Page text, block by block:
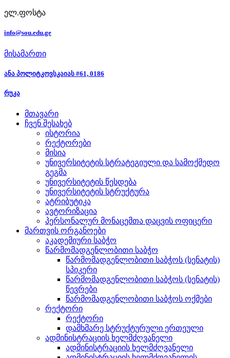
ელ.ფოსტა
info@sou.edu.ge
მისამართი
ანა პოლიტკოვსკაიას #61, 0186
რუკა
მთავარი
ჩვენ შესახებ
ისტორია
რექტორები
მისია
უნივერსიტეტის სტრატეგიული და სამოქმედო
გეგმა
უნივერსიტეტის წესდება
უნივერსიტეტის სტრუქტურა
ატრიბუტიკა
ავტორიზაცია
პერსონალურ მონაცემთა დაცვის ოფიცერი
მართვის ორგანოები
აკადემიური საბჭო
წარმომადგენლობითი საბჭო
წარმომადგენლობითი საბჭოს (სენატის)
სპიკერი
წარმომადგენლობითი საბჭოს (სენატის)
წევრები
წარმომადგენლობითი საბჭოს ოქმები
რექტორი
რექტორი
დამხმარე სტრუქტურული ერთეული
ადმინისტრაციის ხელმძღვანელი
ადმინისტრაციის ხელმძღვანელი